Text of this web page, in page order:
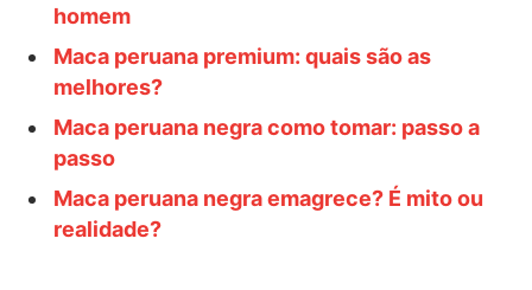
homem
Maca peruana premium: quais são as
melhores?
Maca peruana negra como tomar: passo a
passo
Maca peruana negra emagrece? É mito ou
realidade?